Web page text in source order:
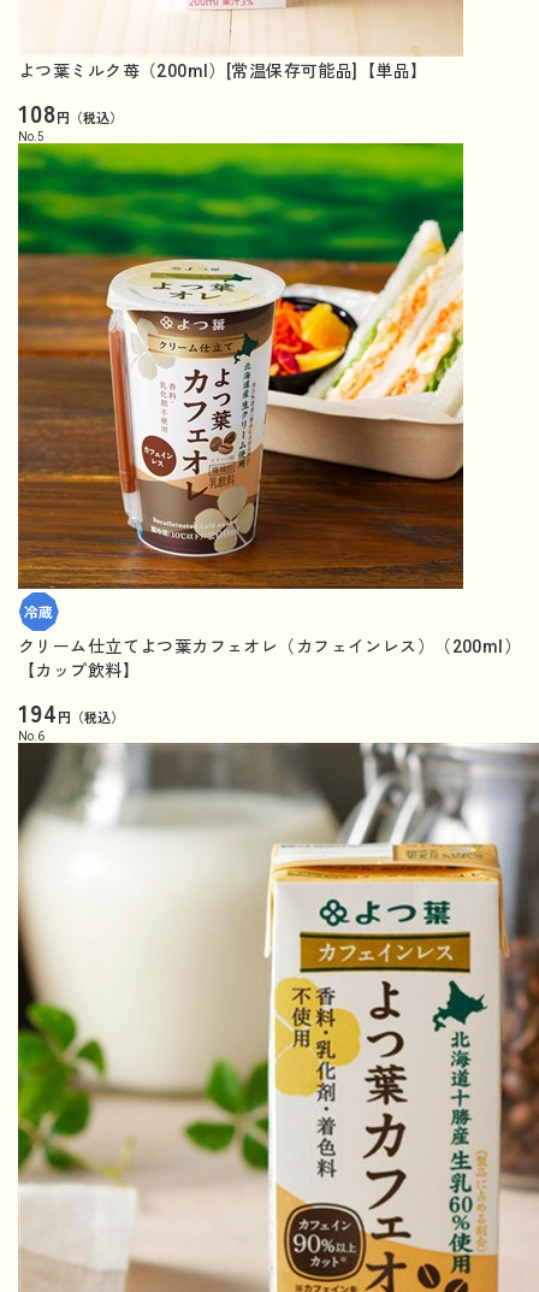
よつ葉ミルク苺（200ml）[常温保存可能品]【単品】
108円（税込）
No. 5
クリーム仕立てよつ葉カフェオレ（カフェインレス）（200ml）
【カップ飲料】
194円（税込）
No. 6